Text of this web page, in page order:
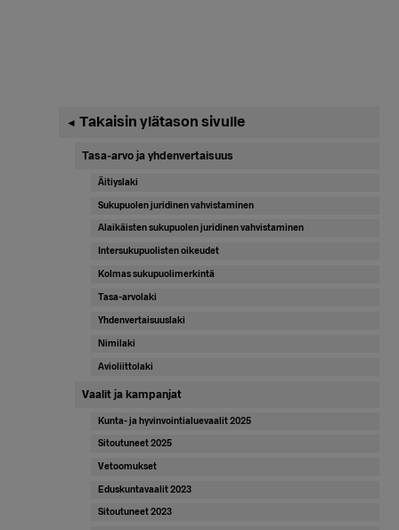
Ensisijainen
sivupalkki
◄ Takaisin ylätason sivulle
Tasa-arvo ja yhdenvertaisuus
Äitiyslaki
Sukupuolen juridinen vahvistaminen
Alaikäisten sukupuolen juridinen vahvistaminen
Intersukupuolisten oikeudet
Kolmas sukupuolimerkintä
Tasa-arvolaki
Yhdenvertaisuuslaki
Nimilaki
Avioliittolaki
Vaalit ja kampanjat
Kunta- ja hyvinvointialuevaalit 2025
Sitoutuneet 2025
Vetoomukset
Eduskuntavaalit 2023
Sitoutuneet 2023